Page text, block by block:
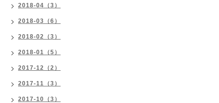
2018-04（3）
2018-03（6）
2018-02（3）
2018-01（5）
2017-12（2）
2017-11（3）
2017-10（3）